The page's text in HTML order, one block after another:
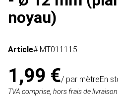
noyau)
Article# MT011115
1,99 €/ par mètreEn
TVA comprise, hors frais de livraison